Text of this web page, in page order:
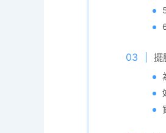
擺